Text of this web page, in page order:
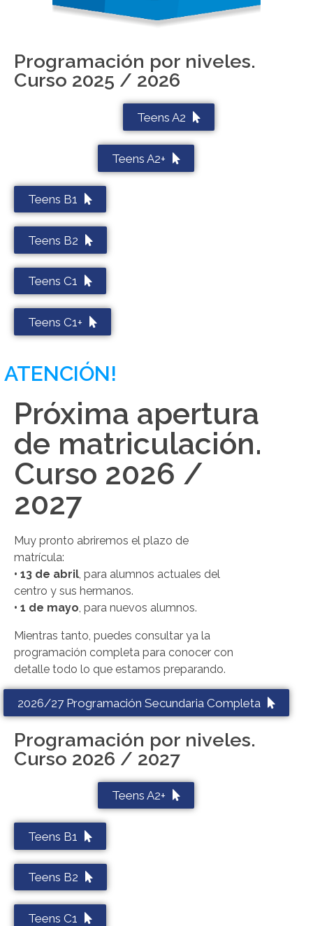
Programación por niveles.
Curso 2025 / 2026
Teens A2
Teens A2+
Teens B1
Teens B2
Teens C1
Teens C1+
ATENCIÓN!
Próxima apertura
de matriculación.
Curso 2026 /
2027
Muy pronto abriremos el plazo de
matrícula:
• 13 de abril, para alumnos actuales del
centro y sus hermanos.
• 1 de mayo, para nuevos alumnos.
Mientras tanto, puedes consultar ya la
programación completa para conocer con
detalle todo lo que estamos preparando.
2026/27 Programación Secundaria Completa
Programación por niveles.
Curso 2026 / 2027
Teens A2+
Teens B1
Teens B2
Teens C1